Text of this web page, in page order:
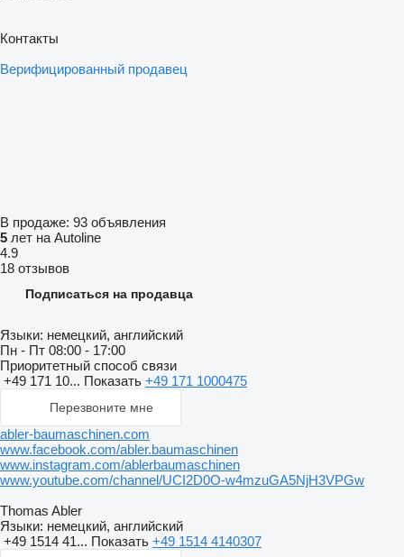
Контакты
Верифицированный продавец
В продаже: 93 объявления
5 лет на Autoline
4.9
18 отзывов
Подписаться на продавца
Языки: немецкий, английский
Пн - Пт 08:00 - 17:00
Приоритетный способ связи
+49 171 10... Показать +49 171 1000475
Перезвоните мне
abler-baumaschinen.com
www.facebook.com/abler.baumaschinen
www.instagram.com/ablerbaumaschinen
www.youtube.com/channel/UCI2D0O-w4mzuGA5NjH3VPGw
Thomas Abler
Языки: немецкий, английский
+49 1514 41... Показать +49 1514 4140307